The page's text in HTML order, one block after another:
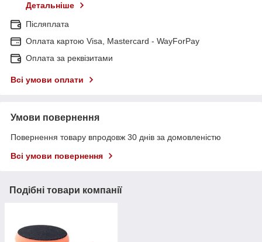
Детальніше
Післяплата
Оплата картою Visa, Mastercard - WayForPay
Оплата за реквізитами
Всі умови оплати
Умови повернення
Повернення товару впродовж 30 днів за домовленістю
Всі умови повернення
Подібні товари компанії